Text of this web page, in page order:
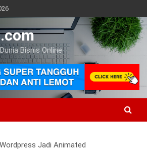
Bisnis Online
Jadi Animated